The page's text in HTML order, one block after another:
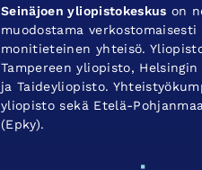
Seinäjoen yliopistokeskus on
muodostama
monitieteinen yhteisö.
Tampereen yliopisto,
ja Taideyliopisto.
yliopisto sekä Etelä-
(Epky).